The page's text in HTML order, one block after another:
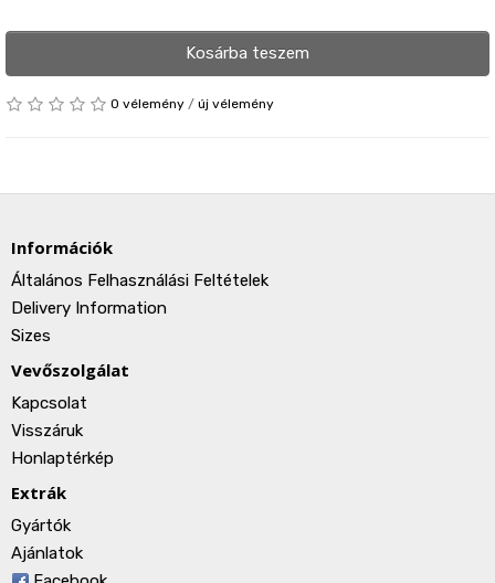
Kosárba teszem
0 vélemény / új vélemény
Információk
Általános Felhasználási Feltételek
Delivery Information
Sizes
Vevőszolgálat
Kapcsolat
Visszáruk
Honlaptérkép
Extrák
Gyártók
Ajánlatok